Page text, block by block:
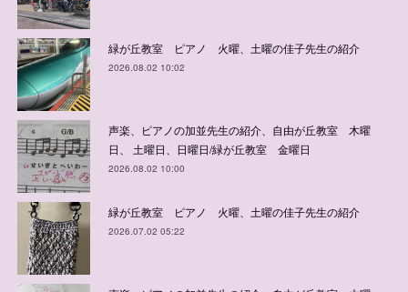
緑が丘教室 ピアノ 火曜、土曜の佳子先生の紹介
2026.08.02 10:02
声楽、ピアノの加並先生の紹介、自由が丘教室 木曜
日、 土曜日、日曜日/緑が丘教室 金曜日
2026.08.02 10:00
緑が丘教室 ピアノ 火曜、土曜の佳子先生の紹介
2026.07.02 05:22